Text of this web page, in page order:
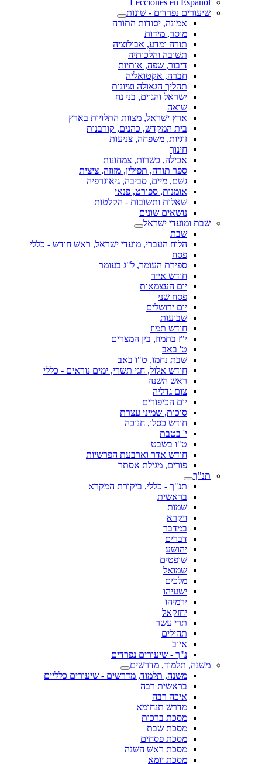
Lecciones en Español
שיעורים נפרדים - שונות
אמונה, יסודות התורה
מוסר, מידות
תורה ומדע, אבולוציה
תשובה והלכותיה
דיבור, שפה, אותיות
חברה, אקטואליה
תהליך הגאולה וציונות
ישראל והגוים, בני נח
שואה
ארץ ישראל, מצוות התלויות בארץ
בית המקדש, כהנים, קורבנות
זוגיות, משפחה, צניעות
חינוך
אכילה, כשרות, צמחונות
ספר תורה, תפילין, מזוזה, ציצית
גשם, מיים, סביבה, גיאוגרפיה
אומנות, ספורט, פנאי
שאלות ותשובות - הקלטות
נושאים שונים
שבת ומועדי ישראל
שבת
הלוח העברי, מועדי ישראל, ראש חודש - כללי
פסח
ספירת העומר, ל"ג בעומר
חודש אייר
יום העצמאות
פסח שני
יום ירושלים
שבועות
חודש תמוז
י"ז בתמוז, בין המצרים
ט' באב
שבת נחמו, ט"ו באב
חודש אלול, חגי תשרי, ימים נוראים - כללי
ראש השנה
צום גדליה
יום הכיפורים
סוכות, שמיני עצרת
חודש כסלו, חנוכה
י' בטבת
ט"ו בשבט
חודש אדר וארבעת הפרשיות
פורים, מגילת אסתר
תנ"ך
תנ"ך - כללי, ביקורת המקרא
בראשית
שמות
ויקרא
במדבר
דברים
יהושע
שופטים
שמואל
מלכים
ישעיהו
ירמיהו
יחזקאל
תרי עשר
תהילים
איוב
נ"ך - שיעורים נפרדים
משנה, תלמוד, מדרשים
משנה, תלמוד, מדרשים - שיעורים כלליים
בראשית רבה
איכה רבה
מדרש תנחומא
מסכת ברכות
מסכת שבת
מסכת פסחים
מסכת ראש השנה
מסכת יומא